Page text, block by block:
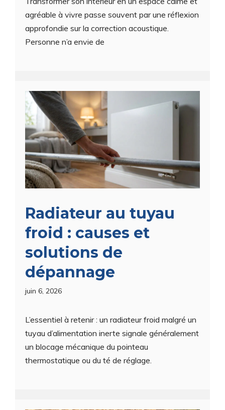
agréable à vivre passe souvent par une réflexion
approfondie sur la correction acoustique.
Personne n’a envie de
Radiateur au tuyau
froid : causes et
solutions de
dépannage
juin 6, 2026
L’essentiel à retenir : un radiateur froid malgré un
tuyau d’alimentation inerte signale généralement
un blocage mécanique du pointeau
thermostatique ou du té de réglage.